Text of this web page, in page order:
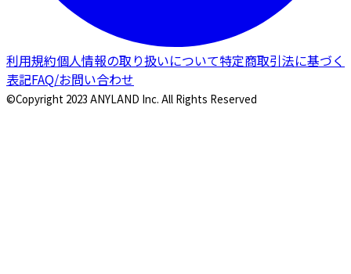
利用規約個人情報の取り扱いについて特定商取引法に基づく
表記FAQ/お問い合わせ
©Copyright 2023 ANYLAND Inc. All Rights Reserved